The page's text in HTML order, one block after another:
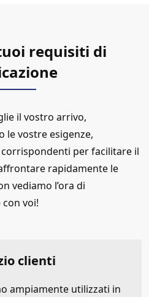
requisiti di
il vostro arrivo,
le vostre esigenze,
per facilitare il
rapidamente le
vediamo l’ora di
voi!
clienti
ampiamente utilizzati in